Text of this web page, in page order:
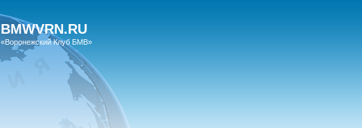
BMWVRN.RU
«Воронежский Клуб БМВ»